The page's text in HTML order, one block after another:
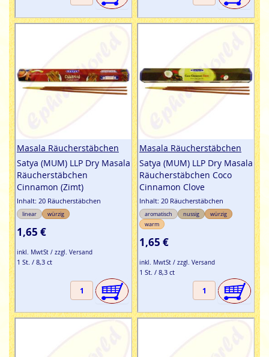
Masala Räucherstäbchen
Satya (MUM) LLP Dry Masala
Räucherstäbchen
Cinnamon (Zimt)
Inhalt: 20 Räucherstäbchen
linear würzig
1,65 €
inkl. MwtSt / zzgl. Versand
1 St. / 8,3 ct
Masala Räucherstäbchen
Satya (MUM) LLP Dry Masala
Räucherstäbchen Coco
Cinnamon Clove
Inhalt: 20 Räucherstäbchen
aromatisch nussig
würzig
warm
1,65 €
inkl. MwtSt / zzgl. Versand
1 St. / 8,3 ct